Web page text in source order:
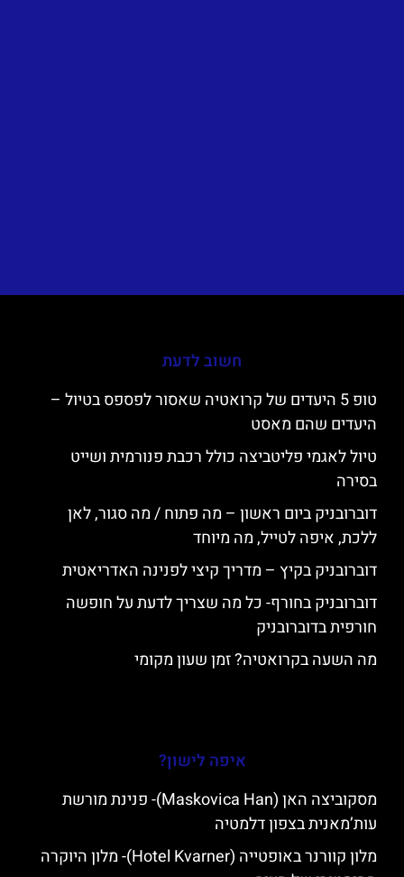
חשוב לדעת
טופ 5 היעדים של קרואטיה שאסור לפספס בטיול –
היעדים שהם מאסט
טיול לאגמי פליטביצה כולל רכבת פנורמית ושייט
בסירה
דוברובניק ביום ראשון – מה פתוח / מה סגור, לאן
ללכת, איפה לטייל, מה מיוחד
דוברובניק בקיץ – מדריך קיצי לפנינה האדריאטית
דוברובניק בחורף- כל מה שצריך לדעת על חופשה
חורפית בדוברובניק
מה השעה בקרואטיה? זמן שעון מקומי
איפה לישון?
מסקוביצה האן (Maskovica Han)- פנינת מורשת
עות’מאנית בצפון דלמטיה
מלון קוורנר באופטייה (Hotel Kvarner)- מלון היוקרה